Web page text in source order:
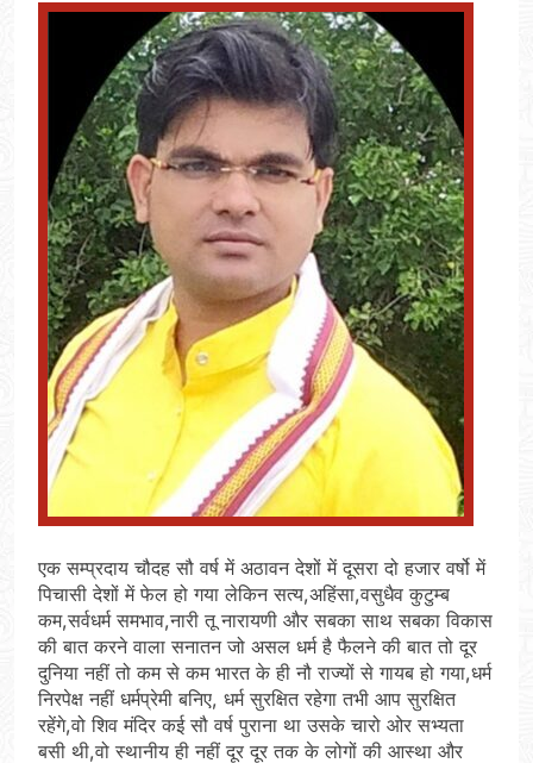
एक सम्प्रदाय चौदह सौ वर्ष में अठावन देशों में दूसरा दो हजार वर्षो में
पिचासी देशों में फेल हो गया लेकिन सत्य,अहिंसा,वसुधैव कुटुम्ब
कम,सर्वधर्म समभाव,नारी तू नारायणी और सबका साथ सबका विकास
की बात करने वाला सनातन जो असल धर्म है फैलने की बात तो दूर
दुनिया नहीं तो कम से कम भारत के ही नौ राज्यों से गायब हो गया,धर्म
निरपेक्ष नहीं धर्मप्रेमी बनिए, धर्म सुरक्षित रहेगा तभी आप सुरक्षित
रहेंगे,वो शिव मंदिर कई सौ वर्ष पुराना था उसके चारो ओर सभ्यता
बसी थी,वो स्थानीय ही नहीं दूर दूर तक के लोगों की आस्था और